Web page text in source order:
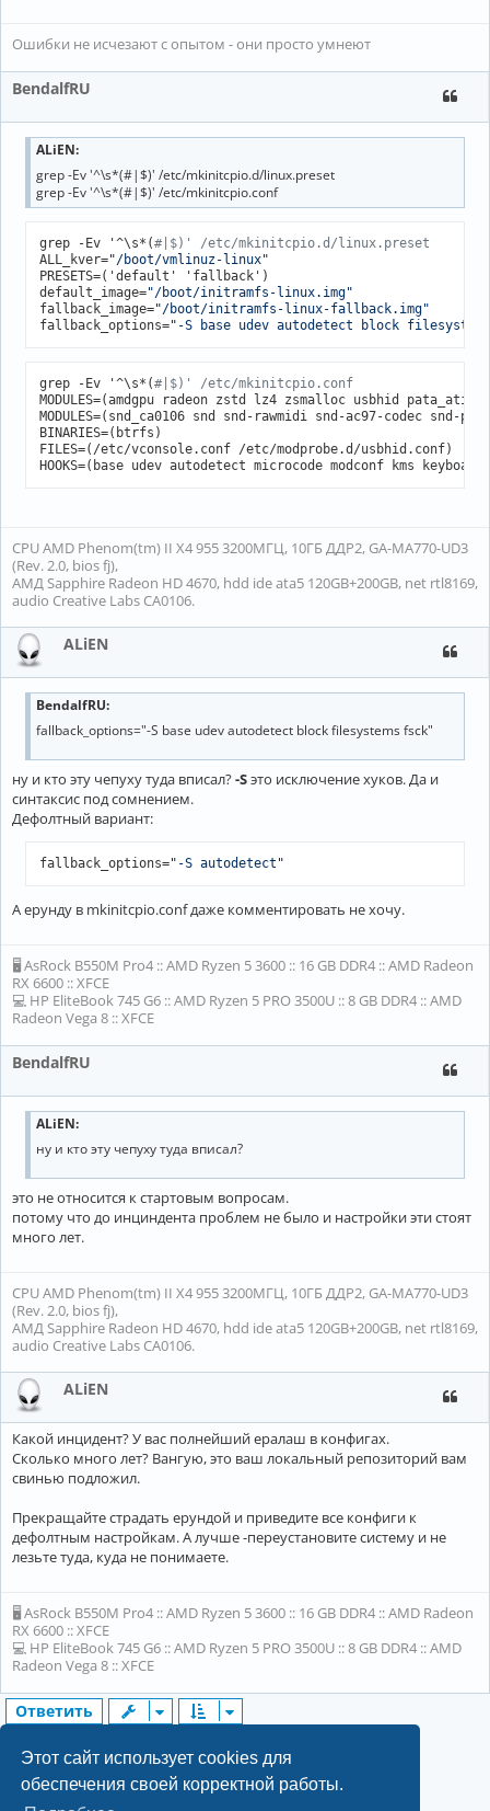
Этот сайт использует cookies для
обеспечения своей корректной работы.
Ошибки не исчезают с опытом - они просто умнеют
BendalfRU
ALiEN:
grep -Ev '^\s*(#|$)' /etc/mkinitcpio.d/linux.preset
grep -Ev '^\s*(#|$)' /etc/mkinitcpio.conf
grep -Ev '^\s*(#|$)' /etc/mkinitcpio.d/linux.preset
ALL_kver="/boot/vmlinuz-linux"
PRESETS=('default' 'fallback')
default_image="/boot/initramfs-linux.img"
fallback_image="/boot/initramfs-linux-fallback.img"
fallback_options="-S base udev autodetect block
grep -Ev '^\s*(#|$)' /etc/mkinitcpio.conf
MODULES=(amdgpu radeon zstd lz4 zsmalloc usbhid
MODULES=(snd_ca0106 snd snd-rawmidi snd-ac97-codec snd-pcm)
BINARIES=(btrfs)
FILES=(/etc/vconsole.conf /etc/modprobe.d/usbhid.conf)
HOOKS=(base udev autodetect microcode modconf kms
CPU AMD Phenom(tm) II X4 955 3200МГЦ, 10ГБ ДДР2, GA-MA770-UD3
(Rev. 2.0, bios fj),
АМД Sapphire Radeon HD 4670, hdd ide ata5 120GB+200GB, net rtl8169,
audio Creative Labs CA0106.
ALiEN
BendalfRU:
fallback_options="-S base udev autodetect block filesystems fsck"
ну и кто эту чепуху туда вписал?-Sэто исключение хуков. Да и
синтаксис под сомнением.
Дефолтный вариант:
fallback_options="-S autodetect"
А ерунду в mkinitcpio.conf даже комментировать не хочу.
🖥 AsRock B550M Pro4 :: AMD Ryzen 5 3600 :: 16 GB DDR4 :: AMD Radeon
RX 6600 :: XFCE
💻 HP EliteBook 745 G6 :: AMD Ryzen 5 PRO 3500U :: 8 GB DDR4 :: AMD
Radeon Vega 8 :: XFCE
BendalfRU
ALiEN:
ну и кто эту чепуху туда вписал?
это не относится к стартовым вопросам.
потому что до инциндента проблем не было и настройки эти стоят
много лет.
CPU AMD Phenom(tm) II X4 955 3200МГЦ, 10ГБ ДДР2, GA-MA770-UD3
(Rev. 2.0, bios fj),
АМД Sapphire Radeon HD 4670, hdd ide ata5 120GB+200GB, net rtl8169,
audio Creative Labs CA0106.
ALiEN
Какой инцидент? У вас полнейший ералаш в конфигах.
Сколько много лет? Вангую, это ваш локальный репозиторий вам
свинью подложил.
Прекращайте страдать ерундой и приведите все конфиги к
дефолтным настройкам. А лучше -переустановите систему и не
лезьте туда, куда не понимаете.
🖥 AsRock B550M Pro4 :: AMD Ryzen 5 3600 :: 16 GB DDR4 :: AMD Radeon
RX 6600 :: XFCE
💻 HP EliteBook 745 G6 :: AMD Ryzen 5 PRO 3500U :: 8 GB DDR4 :: AMD
Radeon Vega 8 :: XFCE
Ответить